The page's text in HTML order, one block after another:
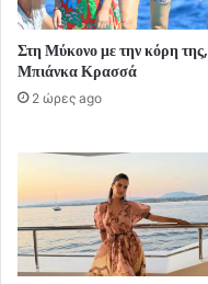
Στη Μύκονο με την κόρη της,
Μπιάνκα Κρασσά
2 ώρες ago